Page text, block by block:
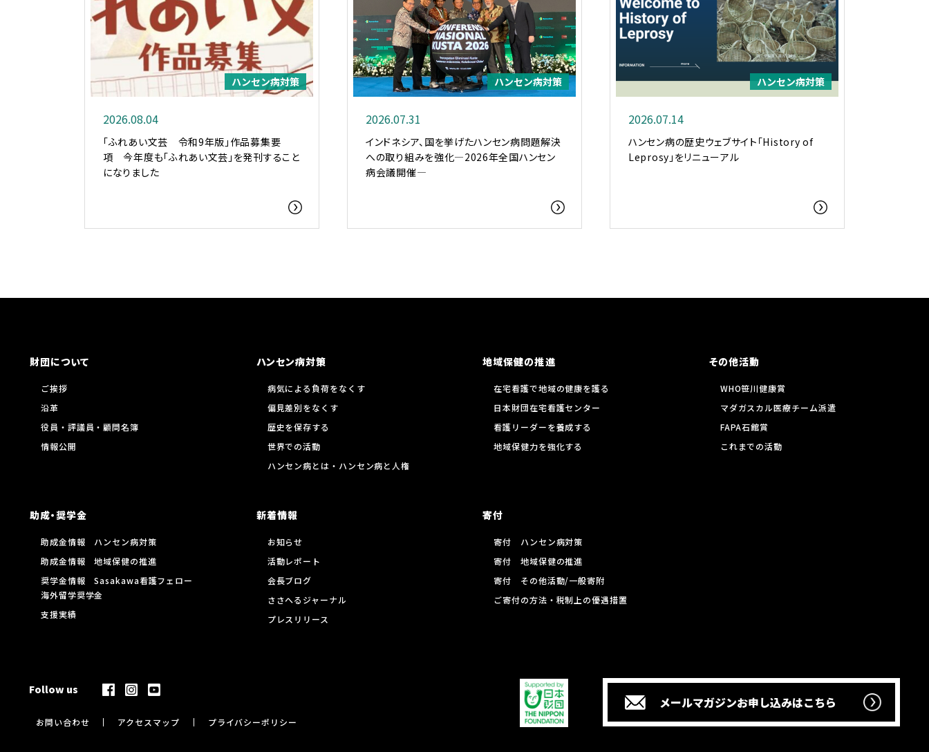
ハンセン病対策
2026.08.04
「ふれあい文芸 令和9年版」作品募集要
項 今年度も「ふれあい文芸」を発刊すること
になりました
ハンセン病対策
2026.07.31
インドネシア、国を挙げたハンセン病問題解決
への取り組みを強化―2026年全国ハンセン
病会議開催―
ハンセン病対策
2026.07.14
ハンセン病の歴史ウェブサイト「History of
Leprosy」をリニューアル
財団について
ご挨拶
沿革
役員・評議員・顧問名簿
情報公開
ハンセン病対策
病気による負荷をなくす
偏見差別をなくす
歴史を保存する
世界での活動
ハンセン病とは・ハンセン病と人権
地域保健の推進
在宅看護で地域の健康を護る
日本財団在宅看護センター
看護リーダーを養成する
地域保健力を強化する
その他活動
WHO笹川健康賞
マダガスカル医療チーム派遣
FAPA石館賞
これまでの活動
助成・奨学金
助成金情報 ハンセン病対策
助成金情報 地域保健の推進
奨学金情報 Sasakawa看護フェロー
海外留学奨学金
支援実績
新着情報
お知らせ
活動レポート
会長ブログ
ささへるジャーナル
プレスリリース
寄付
寄付 ハンセン病対策
寄付 地域保健の推進
寄付 その他活動/一般寄附
ご寄付の方法・税制上の優遇措置
メールマガジンお申し込みはこちら
Follow us
お問い合わせ アクセスマップ プライバシーポリシー